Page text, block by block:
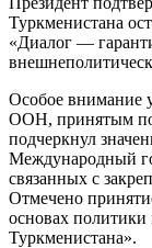
Туркменистана
«Диалог —
Особое внимание
ООН, принятым по
подчеркнул
Международный
связанных с
Отмечено
основах политики
Туркменистана».